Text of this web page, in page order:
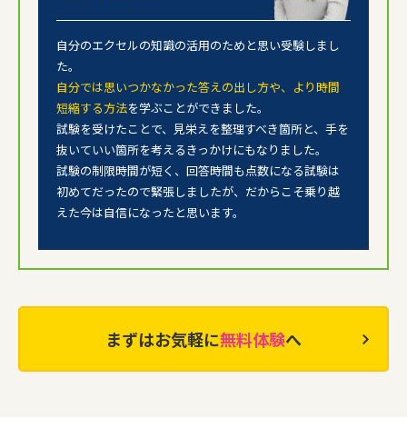
自分のエクセルの知識の活用のためと思い受験しまし
た。
自分では思いつかなかった答えの出し方や、より時間
短縮する方法を学ぶことができました。
試験を受けたことで、見栄えを整理すべき箇所と、 手を
抜いていい箇所を考えるきっかけにもなりました。
試験の制限時間が短く、回答時間も点数になる試験は
初めてだったので緊張しましたが、 だからこそ乗り越
えた今は自信になったと思います。
まずはお気軽に無料体験へ